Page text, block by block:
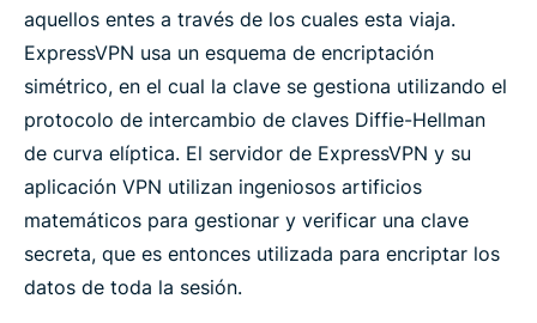
aquellos entes a través de los cuales esta viaja.
ExpressVPN usa un esquema de encriptación
simétrico, en el cual la clave se gestiona utilizando el
protocolo de intercambio de claves Diffie-Hellman
de curva elíptica. El servidor de ExpressVPN y su
aplicación VPN utilizan ingeniosos artificios
matemáticos para gestionar y verificar una clave
secreta, que es entonces utilizada para encriptar los
datos de toda la sesión.